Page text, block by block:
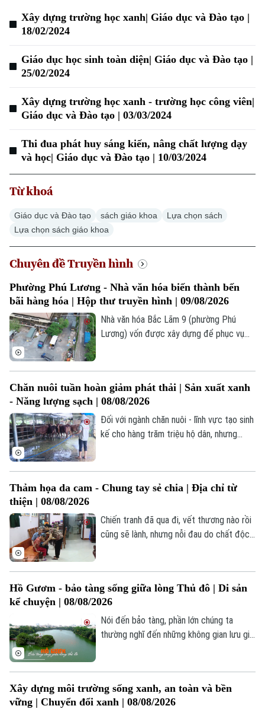
Chuyên mục
Thời sự
Xây dựng trường học xanh| Giáo dục và Đào tạo |
18/02/2024
Giáo dục học sinh toàn diện| Giáo dục và Đào tạo |
25/02/2024
Xây dựng trường học xanh - trường học công viên|
Giáo dục và Đào tạo | 03/03/2024
Thi đua phát huy sáng kiến, nâng chất lượng dạy
và học| Giáo dục và Đào tạo | 10/03/2024
Từ khoá
Giáo dục và Đào tạo sách giáo khoa
Lựa chọn sách
Lựa chọn sách giáo khoa
Chuyên đề Truyền hình
Phường Phú Lương - Nhà văn hóa biến thành bến
bãi hàng hóa | Hộp thư truyền hình | 09/08/2026
Nhà văn hóa Bắc Lãm 9 (phường Phú
Lương) vốn được xây dựng để phục vụ
này không chỉ làm mất đi không gian vui
chơi, sinh hoạt văn hóa, tập luyện thể dục
thể thao mà còn gây ra rất nhiều hệ lụy về
an ninh trật tự, phòng cháy chữa cháy.
Chăn nuôi tuần hoàn giảm phát thải | Sản xuất xanh
- Năng lượng sạch | 08/08/2026
Đối với ngành chăn nuôi - lĩnh vực tạo sinh
kế cho hàng trăm triệu hộ dân, nhưng
trường. Từ thực tiễn sản xuất, nhiều mô
đây là hướng đi hiệu quả.
Thảm họa da cam - Chung tay sẻ chia | Địa chỉ từ
thiện | 08/08/2026
Chiến tranh đã qua đi, vết thương nào rồi
cũng sẽ lành, nhưng nỗi đau do chất độc
khỏe của những người sống trong vùng bị
nhiễm, mà còn kéo dài đến các thế hệ
sau.
Hồ Gươm - bảo tàng sống giữa lòng Thủ đô | Di sản
kể chuyện | 08/08/2026
Nói đến bảo tàng, phần lớn chúng ta
thường nghĩ đến những không gian lưu giữ
không có tủ kính ngăn cách hiện vật với
người xem. Đó chính là hồ Gươm.
Xây dựng môi trường sống xanh, an toàn và bền
vững | Chuyển đổi xanh | 08/08/2026